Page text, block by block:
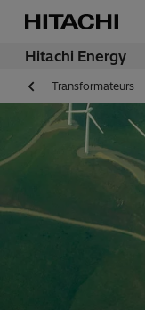
Hitachi Energy
Transformateurs